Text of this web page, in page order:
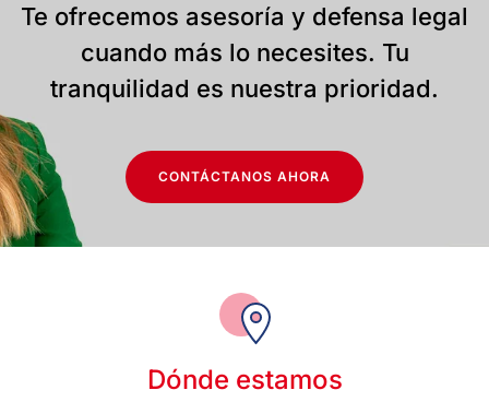
Te ofrecemos asesoría y defensa legal
cuando más lo necesites. Tu
tranquilidad es nuestra prioridad.
CONTÁCTANOS AHORA
Dónde estamos